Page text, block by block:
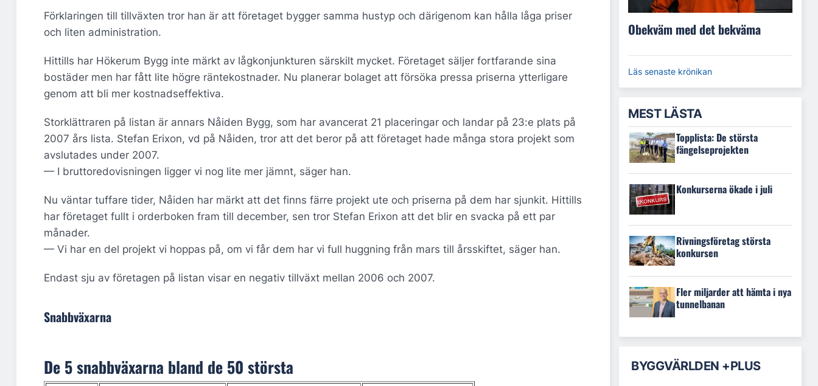
Förklaringen till tillväxten tror han är att företaget bygger samma hustyp och därigenom kan hålla låga priser
och liten administration.
Hittills har Hökerum Bygg inte märkt av lågkonjunkturen särskilt mycket. Företaget säljer fortfarande sina
bostäder men har fått lite högre räntekostnader. Nu planerar bolaget att försöka pressa priserna ytterligare
genom att bli mer kostnadseffektiva.
Storklättraren på listan är annars Nåiden Bygg, som har avancerat 21 placeringar och landar på 23:e plats på
2007 års lista. Stefan Erixon, vd på Nåiden, tror att det beror på att företaget hade många stora projekt som
avslutades under 2007.
— I bruttoredovisningen ligger vi nog lite mer jämnt, säger han.
Nu väntar tuffare tider, Nåiden har märkt att det finns färre projekt ute och priserna på dem har sjunkit. Hittills
har företaget fullt i orderboken fram till december, sen tror Stefan Erixon att det blir en svacka på ett par
månader.
— Vi har en del projekt vi hoppas på, om vi får dem har vi full huggning från mars till årsskiftet, säger han.
Endast sju av företagen på listan visar en negativ tillväxt mellan 2006 och 2007.
Snabbväxarna
De 5 snabbväxarna bland de 50 största
Obekväm med det bekväma
Läs senaste krönikan
MEST LÄSTA
Topplista: De största
fängelseprojekten
Konkurserna ökade i juli
Rivningsföretag största
konkursen
Fler miljarder att hämta i nya
tunnelbanan
BYGGVÄRLDEN +PLUS